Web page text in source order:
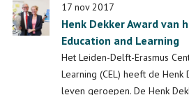
een
bieden
aan
onze
17 nov 2017
Henk Dekker Award van
Education and Learning
Het Leiden-Delft-Erasmus
Learning (CEL) heeft de Henk
leven geroepen. De Henk